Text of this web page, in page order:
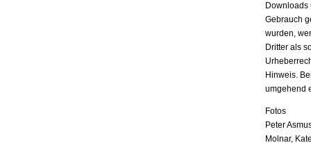
Downloads
Gebrauch
wurden,
Dritter als
Hinweis.
umgehend
Fotos
Peter
Molnar,